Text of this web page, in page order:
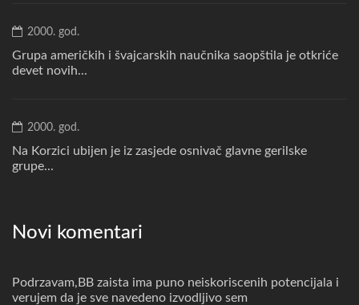
2000. god.
Grupa američkih i švajcarskih naučnika saopštila je otkriće
devet novih...
2000. god.
Na Korzici ubijen je iz zasjede osnivač glavne gerilske
grupe...
Novi komentari
Podrzavam,BB zaista ima puno neiskoriscenih potencijala i
verujem da je sve navedeno izvodljivo sem